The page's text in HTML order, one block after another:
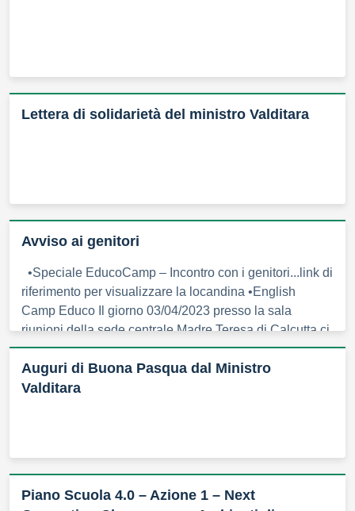
Lettera di solidarietà del ministro Valditara
Avviso ai genitori
•Speciale EducoCamp – Incontro con i genitori...link di
riferimento per visualizzare la locandina •English
Camp Educo Il giorno 03/04/2023 presso la sala
riunioni della sede centrale Madre Teresa di Calcutta ci
sarà un incontro con i responsabili del
progetto Visualizza […]
Auguri di Buona Pasqua dal Ministro
Valditara
Piano Scuola 4.0 – Azione 1 – Next